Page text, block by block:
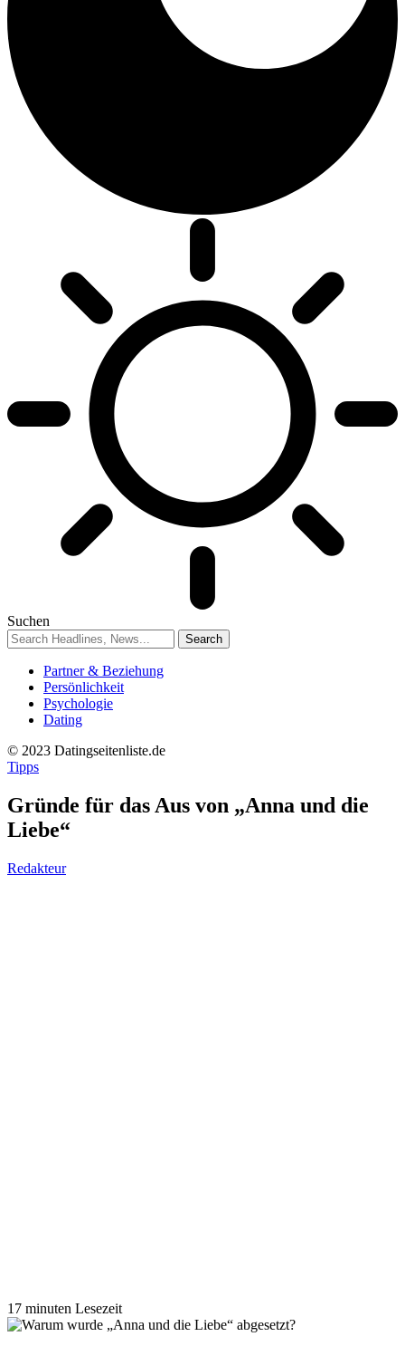
Suchen
Partner & Beziehung
Persönlichkeit
Psychologie
Dating
© 2023 Datingseitenliste.de
Tipps
Gründe für das Aus von „Anna und die
Liebe“
Redakteur
17 minuten Lesezeit